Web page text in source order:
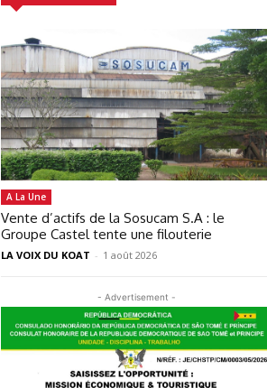
A La Une
Vente d’actifs de la Sosucam S.A : le
Groupe Castel tente une filouterie
LA VOIX DU KOAT - 1 août 2026
- Advertisement -